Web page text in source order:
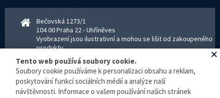
Bečovská 1273/1
104 00 Praha 22 - Uhříněves
Vyobrazení jsou ilustrativní a mohou se lišit od zakoupeného
produktu.
www.sokra.cz│www.haier-klimatizace.cz
Otevírací doba
Tento web používá soubory cookie.
Soubory cookie používáme k personalizaci obsahu a reklam,
poskytování funkcí sociálních médií a analýze naší
návštěvnosti. Informace o vašem používání našich stránek